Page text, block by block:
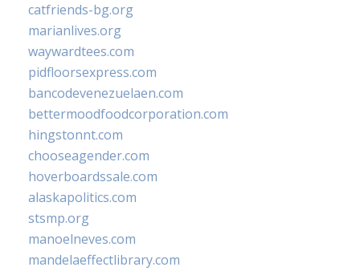
catfriends-bg.org
marianlives.org
waywardtees.com
pidfloorsexpress.com
bancodevenezuelaen.com
bettermoodfoodcorporation.com
hingstonnt.com
chooseagender.com
hoverboardssale.com
alaskapolitics.com
stsmp.org
manoelneves.com
mandelaeffectlibrary.com